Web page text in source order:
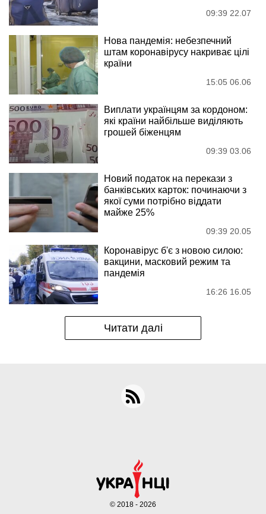
09:39 22.07
Нова пандемія: небезпечний
штам коронавірусу накриває цілі
країни
15:05 06.06
Виплати українцям за кордоном:
які країни найбільше виділяють
грошей біженцям
09:39 03.06
Новий податок на перекази з
банківських карток: починаючи з
якої суми потрібно віддати
майже 25%
09:39 20.05
Коронавірус б'є з новою силою:
вакцини, масковий режим та
пандемія
16:26 16.05
Читати далі
© 2018 - 2026